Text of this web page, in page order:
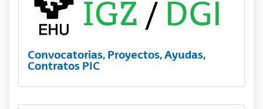
Convocatorias, Proyectos, Ayudas,
Contratos PIC